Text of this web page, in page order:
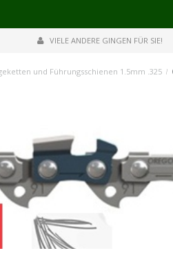
VIELE ANDERE GINGEN FÜR SIE!
und Führungsschienen 1.5mm .325 /